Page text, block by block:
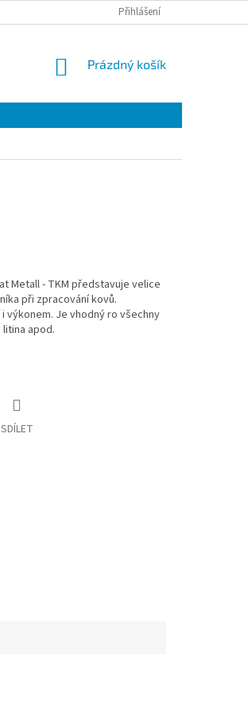
Přihlášení
NÁKUPNÍ
Prázdný košík
Metall - TKM představuje velice
při zpracování kovů.
výkonem. Je vhodný ro všechny
apod.
SDÍLET